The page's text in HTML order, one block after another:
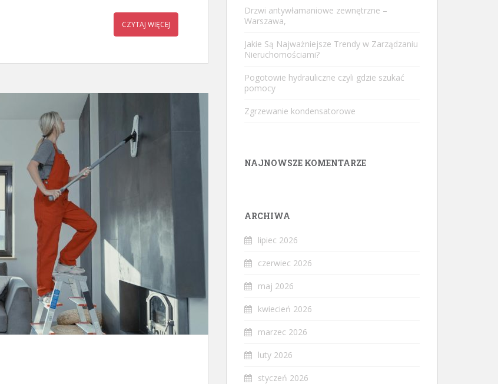
CZYTAJ WIĘCEJ
Drzwi antywłamaniowe zewnętrzne –
Warszawa,
Jakie Są Najważniejsze Trendy w Zarządzaniu
Nieruchomościami?
Pogotowie hydrauliczne czyli gdzie szukać
pomocy
Zgrzewanie kondensatorowe
NAJNOWSZE KOMENTARZE
ARCHIWA
lipiec 2026
czerwiec 2026
maj 2026
kwiecień 2026
marzec 2026
luty 2026
styczeń 2026